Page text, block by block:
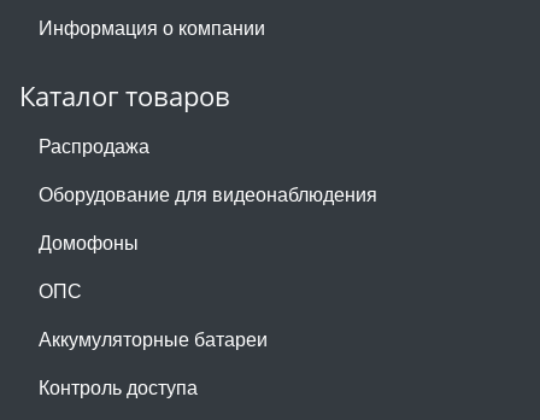
Информация о компании
Каталог товаров
Распродажа
Оборудование для видеонаблюдения
Домофоны
ОПС
Аккумуляторные батареи
Контроль доступа